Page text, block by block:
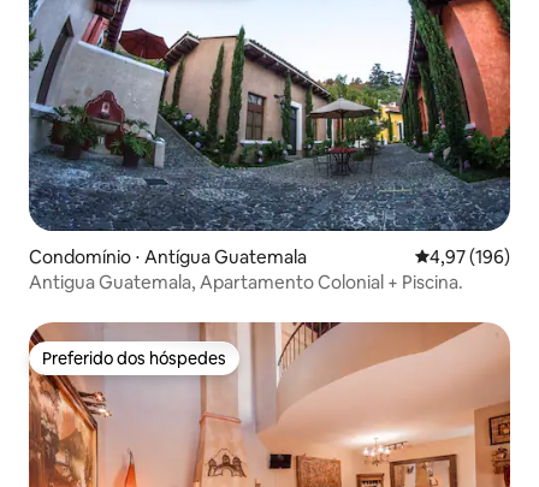
Condomínio ⋅ Antígua Guatemala 4,97 de uma
4,97 (196)
Antigua Guatemala, Apartamento Colonial + Piscina.
Preferido dos hóspedes
Preferido dos hóspedes